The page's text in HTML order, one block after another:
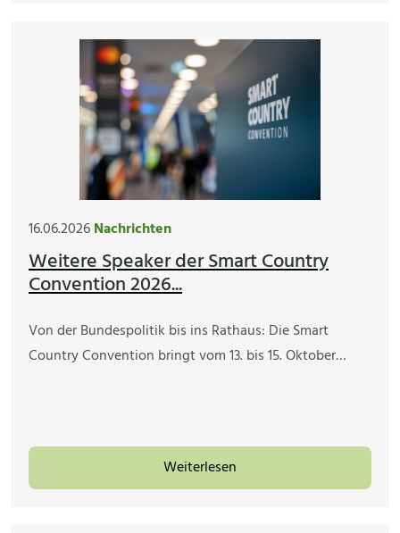
16.06.2026Nachrichten
Weitere Speaker der Smart Country
Convention 2026...
Von der Bundespolitik bis ins Rathaus: Die Smart
Country Convention bringt vom 13. bis 15. Oktober…
Weiterlesen